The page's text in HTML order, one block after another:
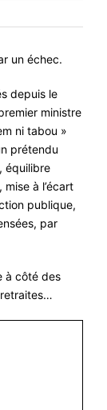
un échec.
depuis le
ministre
ni tabou »
prétendu
équilibre
à l’écart
publique,
par
à côté des